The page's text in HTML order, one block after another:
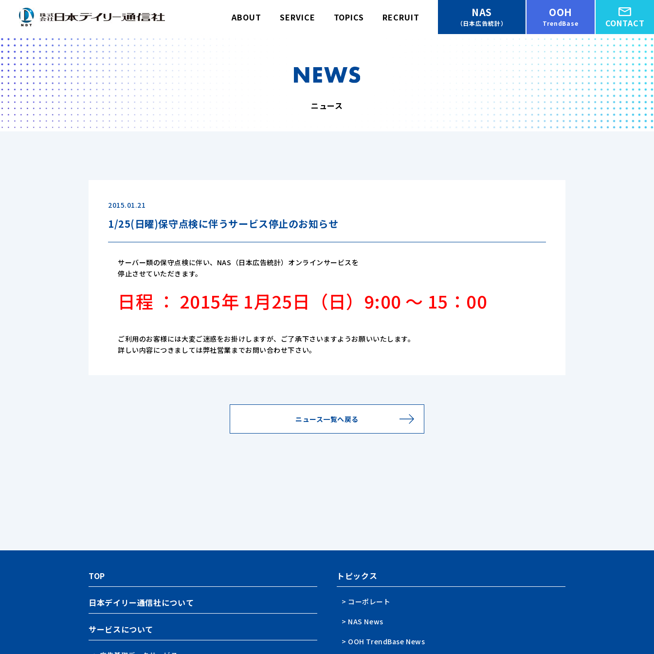
ABOUT SERVICE TOPICS RECRUIT NAS
（日本広告統計）
OOH
TrendBase CONTACT
ニュース
2015.01.21
1/25(日曜)保守点検に伴うサービス停止のお知らせ
サーバー類の保守点検に伴い、NAS（日本広告統計）オンラインサービスを
停止させていただきます。
日程 ： 2015年 1月25日（日）9:00 ～ 15：00
ご利用のお客様には大変ご迷惑をお掛けしますが、ご了承下さいますようお願いいたします。
詳しい内容につきましては弊社営業までお問い合わせ下さい。
ニュース一覧へ戻る
TOP
日本デイリー通信社について
サービスについて
トピックス
> コーポレート
> NAS News
> OOH TrendBase News